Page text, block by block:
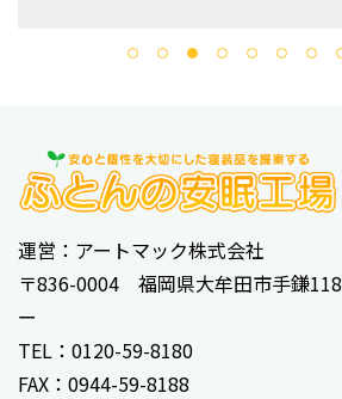
1 2
運営：アートマック株式会社
〒836-0004 福岡県大牟田市手鎌
ー
TEL：0120-59-8180
FAX：0944-59-8188